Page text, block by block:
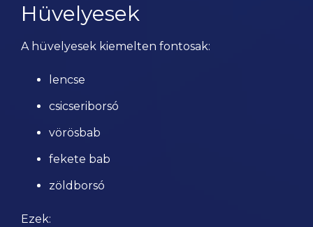
Hüvelyesek
A hüvelyesek kiemelten fontosak:
lencse
csicseriborsó
vörösbab
fekete bab
zöldborsó
Ezek: